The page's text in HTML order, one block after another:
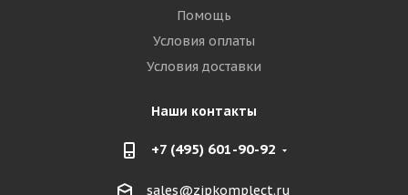
Помощь
Условия оплаты
Условия доставки
Наши контакты
+7 (495) 601-90-92
sales@zipkomplect.ru